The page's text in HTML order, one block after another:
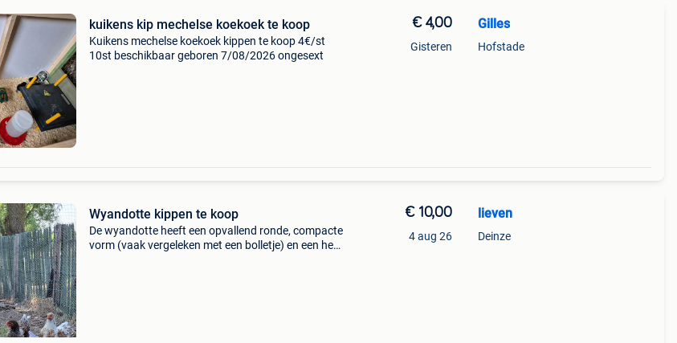
kuikens kip mechelse koekoek te koop
Kuikens mechelse koekoek kippen te koop 4€/st
10st beschikbaar geboren 7/08/2026 ongesext
€ 4,00
Gisteren
Gilles
Hofstade
Wyandotte kippen te koop
De wyandotte heeft een opvallend ronde, compacte
vorm (vaak vergeleken met een bolletje) en een heel
€ 10,00
4 aug 26
lieven
Deinze